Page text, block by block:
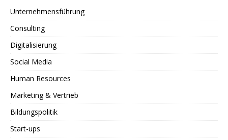
Unternehmensführung
Consulting
Digitalisierung
Social Media
Human Resources
Marketing & Vertrieb
Bildungspolitik
Start-ups